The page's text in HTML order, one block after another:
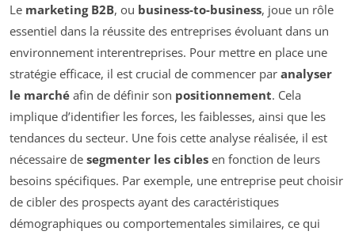
Le marketing B2B, ou business-to-business, joue un rôle
essentiel dans la réussite des entreprises évoluant dans un
environnement interentreprises. Pour mettre en place une
stratégie efficace, il est crucial de commencer par analyser
le marché afin de définir son positionnement. Cela
implique d’identifier les forces, les faiblesses, ainsi que les
tendances du secteur. Une fois cette analyse réalisée, il est
nécessaire de segmenter les cibles en fonction de leurs
besoins spécifiques. Par exemple, une entreprise peut choisir
de cibler des prospects ayant des caractéristiques
démographiques ou comportementales similaires, ce qui